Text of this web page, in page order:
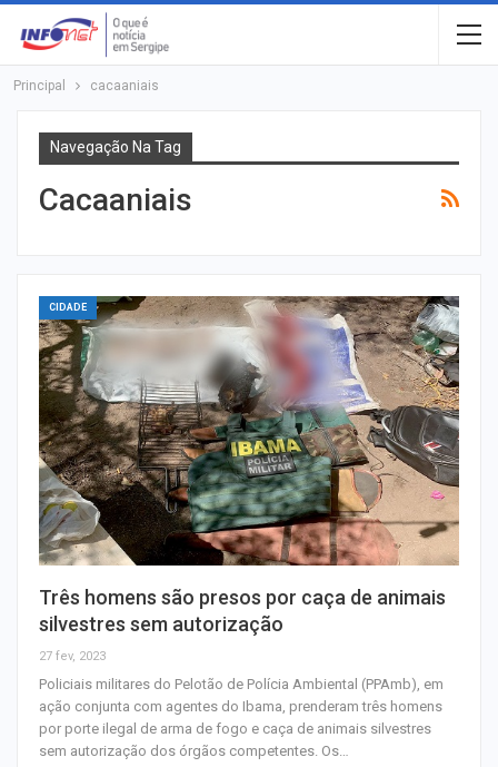
Principal cacaaniais
Navegação Na Tag
Cacaaniais
CIDADE
Três homens são presos por caça de animais
silvestres sem autorização
27 fev, 2023
Policiais militares do Pelotão de Polícia Ambiental (PPAmb), em
ação conjunta com agentes do Ibama, prenderam três homens
por porte ilegal de arma de fogo e caça de animais silvestres
sem autorização dos órgãos competentes. Os…